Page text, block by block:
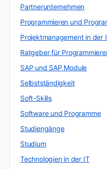
Partnerunternehmen
Programmieren und
Projektmanagement in der
Ratgeber für
SAP und SAP Module
Selbstständigkeit
Soft-Skills
Software und Programme
Studiengänge
Studium
Technologien in der IT